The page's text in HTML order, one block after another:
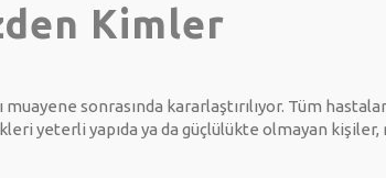
Kimler
sonrasında kararlaştırılıyor. Tüm
yeterli yapıda ya da güçlülükte olmayan kişiler,